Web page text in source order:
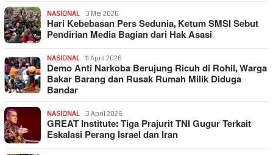
NASIONAL 3 Mei 2026
Hari Kebebasan Pers Sedunia, Ketum SMSI Sebut
Pendirian Media Bagian dari Hak Asasi
NASIONAL 11 April 2026
Demo Anti Narkoba Berujung Ricuh di Rohil, Warga
Bakar Barang dan Rusak Rumah Milik Diduga
Bandar
NASIONAL 3 April 2026
GREAT Institute: Tiga Prajurit TNI Gugur Terkait
Eskalasi Perang Israel dan Iran